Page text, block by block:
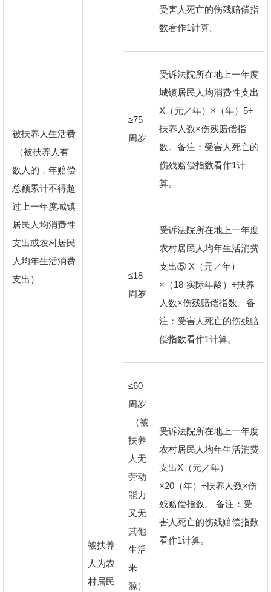
被扶养人生活费
（被扶养人有
数人的，年赔偿
总额累计不得超
过上一年度城镇
居民人均消费性
支出或农村居民
人均年生活消费
支出）
受害人死亡的伤残赔偿指
数看作1计算。
≥75
周岁
受诉法院所在地上一年度
城镇居民人均消费性支出
X（元／年）×（年）5÷
扶养人数×伤残赔偿指
数。备注：受害人死亡的
伤残赔偿指数看作1计
算。
被扶养
人为农
村居民
≤18
周岁
受诉法院所在地上一年度
农村居民人均年生活消费
支出⑤ X（元／年）
×（18-实际年龄）÷扶养
人数×伤残赔偿指数。备
注：受害人死亡的伤残赔
偿指数看作1计算。
≤60
周岁
（被
扶养
人无
劳动
能力
又无
其他
生活
来
源）
受诉法院所在地上一年度
农村居民人均年生活消费
支出X（元／年）
×20（年）÷扶养人数×伤
残赔偿指数。 备注：受
害人死亡的伤残赔偿指数
看作1计算。